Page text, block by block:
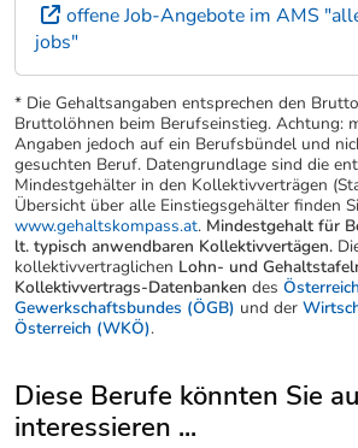
offene Job-Angebote im AMS
jobs"
* Die Gehaltsangaben entsprechen den
Bruttolöhnen beim Berufseinstieg. Achtung:
Angaben jedoch auf ein Berufsbündel und
gesuchten Beruf. Datengrundlage sind die
Mindestgehälter in den Kollektivverträgen
Übersicht über alle Einstiegsgehälter finden
www.gehaltskompass.at. Mindestgehalt für
lt. typisch anwendbaren Kollektivvertägen.
kollektivvertraglichen Lohn- und
Kollektivvertrags-Datenbanken des
Gewerkschaftsbundes (ÖGB) und der
Österreich (WKÖ).
Diese Berufe könnten Sie
interessieren ...